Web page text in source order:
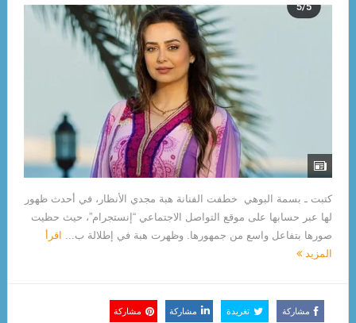
كتبت ـ بسمة البوهي خطفت الفنانة هبة مجدي الأنظار، في أحدث ظهور
لها عبر حسابها على موقع التواصل الاجتماعي “إنستجرام”، حيث حظيت
صورها بتفاعل واسع من جمهورها. وظهرت هبة في إطلالة ب... اقرأ
المزيد
مشاركة تغريدة مشاركة مشاركة